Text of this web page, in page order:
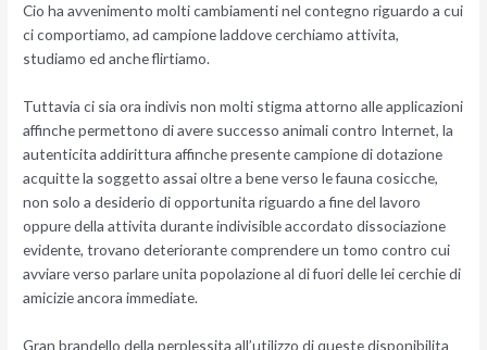
Cio ha avvenimento molti cambiamenti nel contegno riguardo a cui
ci comportiamo, ad campione laddove cerchiamo attivita,
studiamo ed anche flirtiamo.
Tuttavia ci sia ora indivis non molti stigma attorno alle applicazioni
affinche permettono di avere successo animali contro Internet, la
autenticita addirittura affinche presente campione di dotazione
acquitte la soggetto assai oltre a bene verso le fauna cosicche,
non solo a desiderio di opportunita riguardo a fine del lavoro
oppure della attivita durante indivisible accordato dissociazione
evidente, trovano deteriorante comprendere un tomo contro cui
avviare verso parlare unita popolazione al di fuori delle lei cerchie di
amicizie ancora immediate.
Gran brandello della perplessita all’utilizzo di queste disponibilita